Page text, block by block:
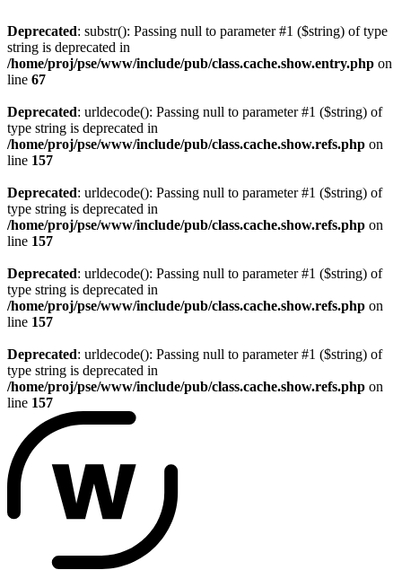
Deprecated: substr(): Passing null to parameter #1 ($string) of type
string is deprecated in
/home/proj/pse/www/include/pub/class.cache.show.entry.php on
line 67
Deprecated: urldecode(): Passing null to parameter #1 ($string) of
type string is deprecated in
/home/proj/pse/www/include/pub/class.cache.show.refs.php on
line 157
Deprecated: urldecode(): Passing null to parameter #1 ($string) of
type string is deprecated in
/home/proj/pse/www/include/pub/class.cache.show.refs.php on
line 157
Deprecated: urldecode(): Passing null to parameter #1 ($string) of
type string is deprecated in
/home/proj/pse/www/include/pub/class.cache.show.refs.php on
line 157
Deprecated: urldecode(): Passing null to parameter #1 ($string) of
type string is deprecated in
/home/proj/pse/www/include/pub/class.cache.show.refs.php on
line 157